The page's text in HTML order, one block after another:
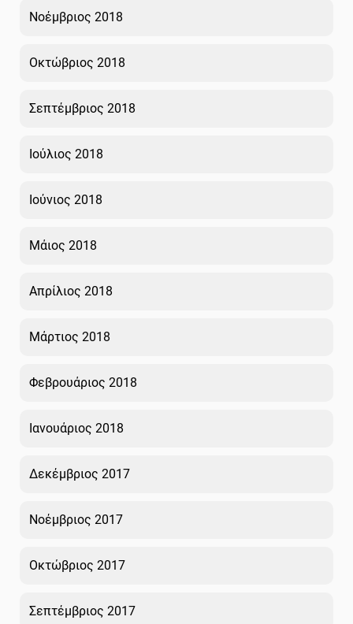
Νοέμβριος 2018
Οκτώβριος 2018
Σεπτέμβριος 2018
Ιούλιος 2018
Ιούνιος 2018
Μάιος 2018
Απρίλιος 2018
Μάρτιος 2018
Φεβρουάριος 2018
Ιανουάριος 2018
Δεκέμβριος 2017
Νοέμβριος 2017
Οκτώβριος 2017
Σεπτέμβριος 2017